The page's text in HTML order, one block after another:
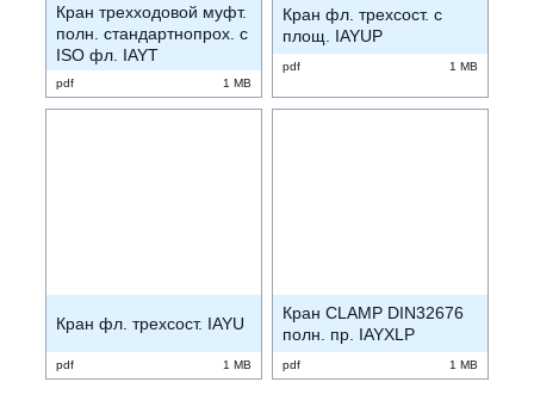
Кран трехходовой муфт.
полн. стандартнопрох. с
ISO фл. IAYT
pdf 1 MB
Кран фл. трехсост. с
площ. IAYUP
pdf 1 MB
Кран фл. трехсост. IAYU
pdf 1 MB
Кран CLAMP DIN32676
полн. пр. IAYXLP
pdf 1 MB